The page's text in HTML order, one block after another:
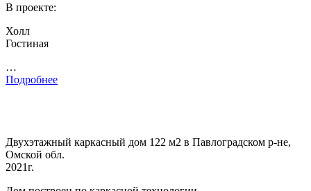
В проекте:
Холл
Гостиная
…
Подробнее
Двухэтажный каркасный дом 122 м2 в Павлоградском р-не,
Омской обл.
2021г.